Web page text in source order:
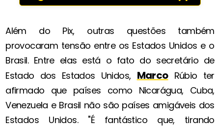
Além do Pix, outras questões também
provocaram tensão entre os Estados Unidos e o
Brasil. Entre elas está o fato do secretário de
Estado dos Estados Unidos, MarcoRúbio ter
afirmado que países como Nicarágua, Cuba,
Venezuela e Brasil não são países amigáveis dos
Estados Unidos. "É fantástico que, tirando